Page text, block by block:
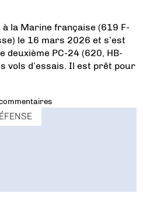
la Marine française (619 F-
le 16 mars 2026 et s’est
deuxième PC-24 (620, HB-
vols d’essais. Il est prêt pour